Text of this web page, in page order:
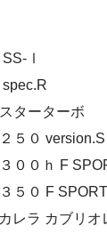
SS-Ⅰ
ターターボ
５０ version.S
００ｈ F
５０ F
レラ カブリオ